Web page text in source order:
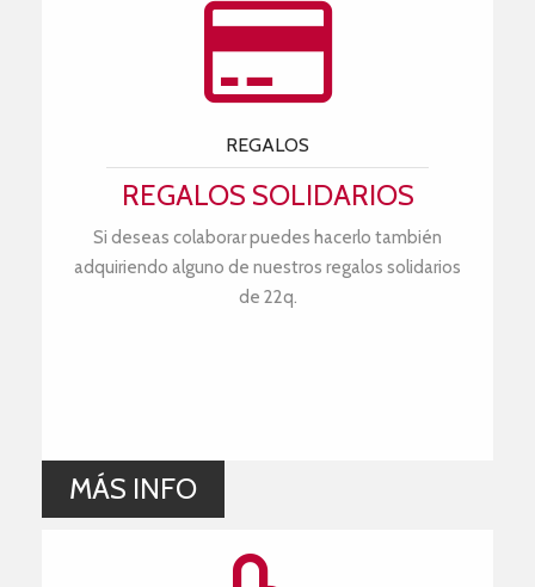
REGALOS
REGALOS SOLIDARIOS
Si deseas colaborar puedes hacerlo también
adquiriendo alguno de nuestros regalos solidarios
de 22q.
MÁS INFO